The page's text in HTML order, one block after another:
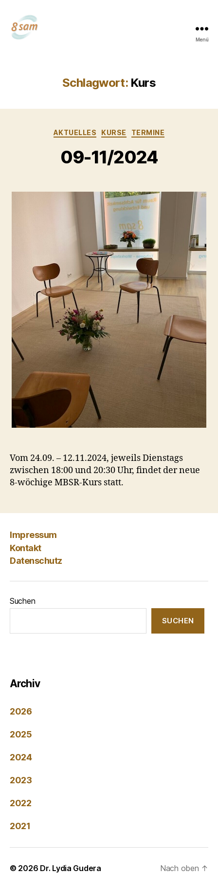
Menü
Schlagwort: Kurs
Kategorien
AKTUELLES KURSE TERMINE
09-11/2024
Vom 24.09. – 12.11.2024, jeweils Dienstags
zwischen 18:00 und 20:30 Uhr, findet der neue
8-wöchige MBSR-Kurs statt.
Impressum
Kontakt
Datenschutz
Suchen
SUCHEN
Archiv
2026
2025
2024
2023
2022
2021
© 2026 Dr. Lydia Gudera Nach oben ↑